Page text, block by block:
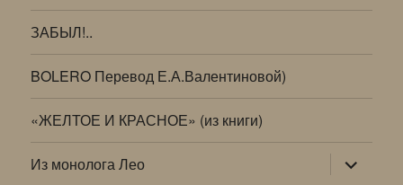
ЗАБЫЛ!..
BOLERO Перевод Е.А.Валентиновой)
«ЖЕЛТОЕ И КРАСНОЕ» (из книги)
Из монолога Лео раскрыть
дочернее